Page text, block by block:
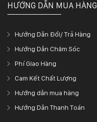
HƯỚNG DẪN MUA HÀNG
Hướng Dẫn Đổi/ Trả Hàng
Hướng Dẫn Chăm Sóc
Phí Giao Hàng
Cam Kết Chất Lượng
Hướng dẫn mua hàng
Hướng Dẫn Thanh Toán